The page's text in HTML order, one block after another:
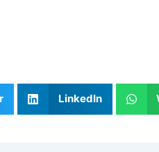
LinkedIn